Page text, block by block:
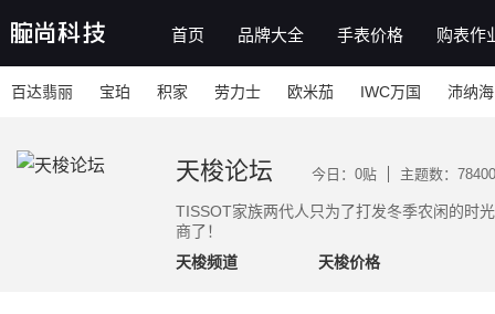
首页 品牌大全 手表价格 购表作
百达翡丽 宝珀 积家 劳力士 欧米茄 IWC万国 沛纳海
天梭论坛 今日：0贴 主题数：
TISSOT家族两代人只为了打发冬季农闲的时
商了！
天梭频道
天梭价格